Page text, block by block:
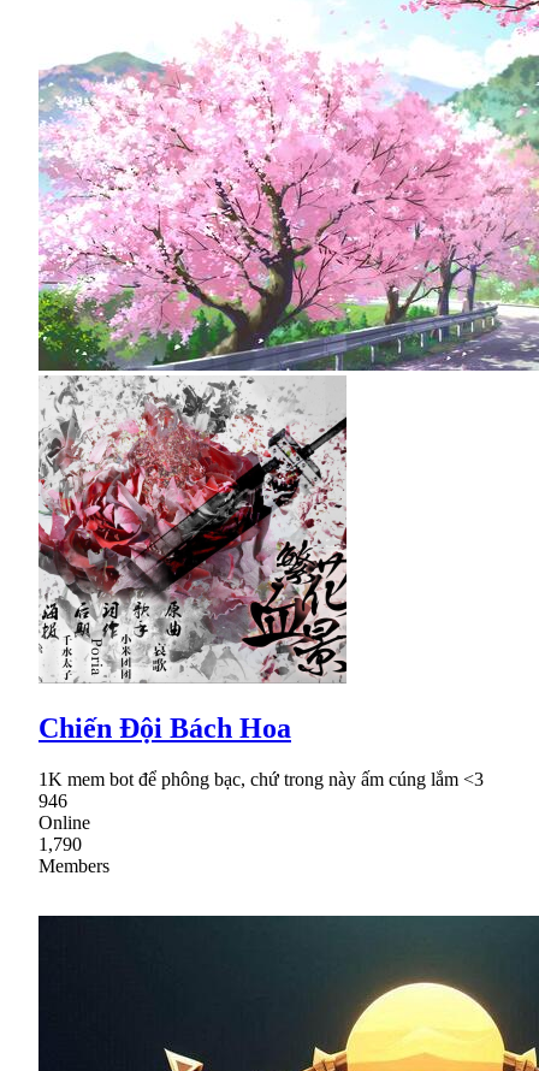
Chiến Đội Bách Hoa
1K mem bot để phông bạc, chứ trong này ấm cúng lắm <3
946
Online
1,790
Members